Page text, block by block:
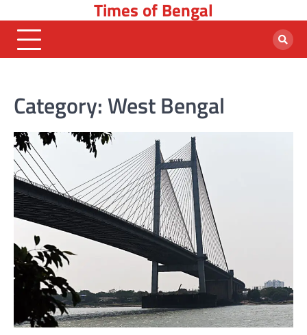
to
content
Times of Bengal
Category:West Bengal